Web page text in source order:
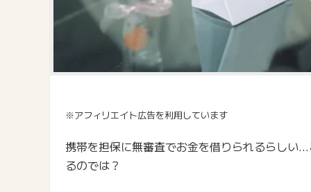
※アフィリエイト広告を利用しています
携帯を担保に無審査でお金を借りられるらしい
るのでは？